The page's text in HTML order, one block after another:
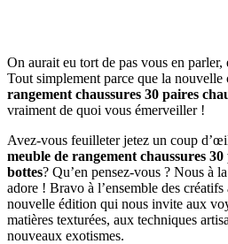
On aurait eu tort de pas vous en
Tout simplement parce que la nouvelle
rangement chaussures 30 paires
vraiment de quoi vous émerveiller !
Avez-vous feuilleter jetez un coup
meuble de rangement chaussures
bottes? Qu’en pensez-vous ? Nous à
adore ! Bravo à l’ensemble des
nouvelle édition qui nous invite aux
matières texturées, aux techniques
nouveaux exotismes.